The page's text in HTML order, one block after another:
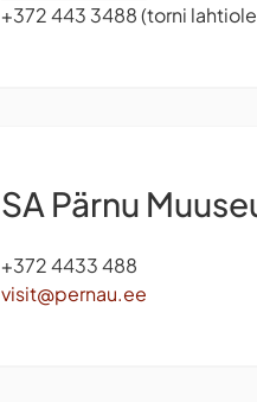
+372 443 3488 (torni
SA Pärnu
+372 4433 488
visit@pernau.ee